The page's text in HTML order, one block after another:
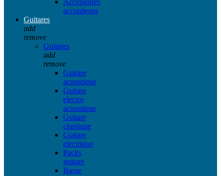
accordeons
Guitares
add
remove
Guitares
add
remove
Guitare
acoustique
Guitare
electro
acoustique
Guitare
classique
Guitare
electrique
Packs
guitare
Basse